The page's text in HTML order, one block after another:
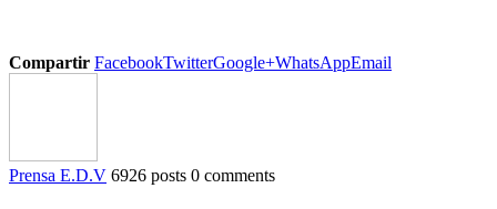
Compartir FacebookTwitterGoogle+WhatsAppEmail
Prensa E.D.V 6926 posts 0 comments